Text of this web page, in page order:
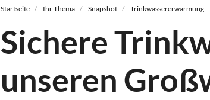
Startseite Ihr Thema Snapshot Trinkwassererwärmung
Sichere
unseren